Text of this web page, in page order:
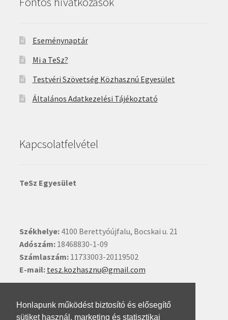
Honlapunk működést biztosító és elősegítő
sütiket használ, marketing és statisztikai
Eseménynaptár
Mi a TeSz?
Testvéri Szövetség Közhasznú Egyesület
Általános Adatkezelési Tájékoztató
Kapcsolatfelvétel
TeSz Egyesület
Székhelye:4100 Berettyóújfalu, Bocskai u. 21
Adószám:18468830-1-09
Számlaszám:11733003-20119502
E-mail: tesz.kozhasznu@gmail.com